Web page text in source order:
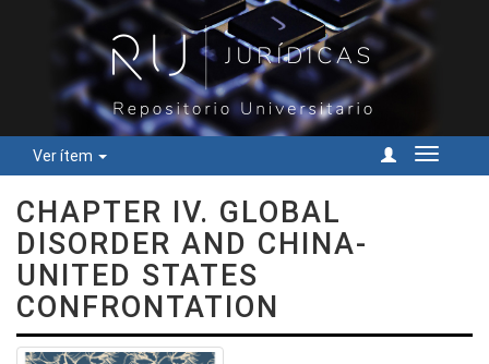
Ver ítem
Cambiar
CHAPTER IV. GLOBAL
DISORDER AND CHINA-
UNITED STATES
CONFRONTATION